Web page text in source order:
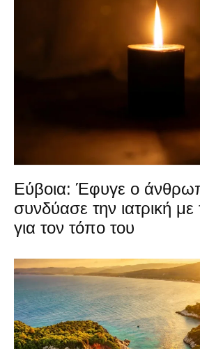
Εύβοια: Έφυγε ο
συνδύασε την ιατρική
για τον τόπο του